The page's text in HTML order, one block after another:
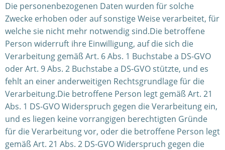
Die personenbezogenen Daten wurden für solche
Zwecke erhoben oder auf sonstige Weise verarbeitet, für
welche sie nicht mehr notwendig sind.Die betroffene
Person widerruft ihre Einwilligung, auf die sich die
Verarbeitung gemäß Art. 6 Abs. 1 Buchstabe a DS-GVO
oder Art. 9 Abs. 2 Buchstabe a DS-GVO stützte, und es
fehlt an einer anderweitigen Rechtsgrundlage für die
Verarbeitung.Die betroffene Person legt gemäß Art. 21
Abs. 1 DS-GVO Widerspruch gegen die Verarbeitung ein,
und es liegen keine vorrangigen berechtigten Gründe
für die Verarbeitung vor, oder die betroffene Person legt
gemäß Art. 21 Abs. 2 DS-GVO Widerspruch gegen die